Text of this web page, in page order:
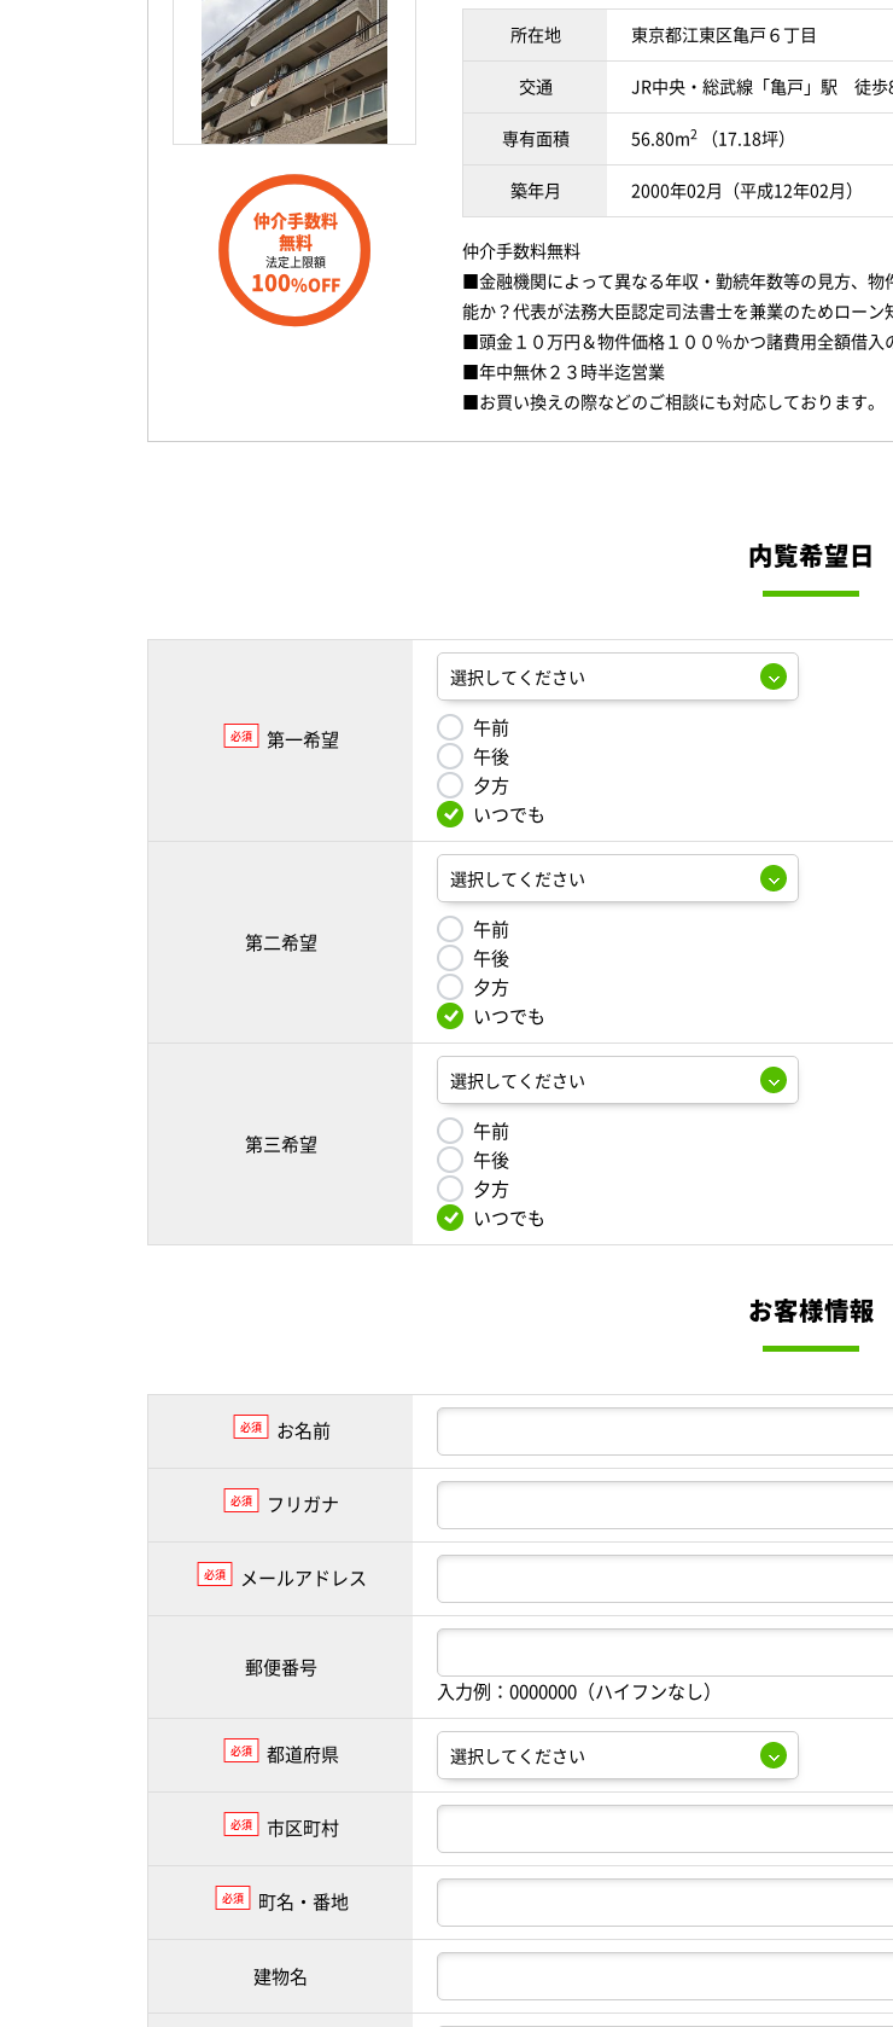
仲介手数料
無料
法定上限額
100%OFF
所在地 東京都江東区亀戸６丁目
交通 JR中央・総武線「亀戸」駅 徒歩
専有面積 56.80m2 （17.18坪）
築年月 2000年02月（平成12年02月）
仲介手数料無料
■金融機関によって異なる年収・勤続年数等の見方、
能か？代表が法務大臣認定司法書士を兼業のためローン
■頭金１０万円＆物件価格１００％かつ諸費用全額借入
■年中無休２３時半迄営業
■お買い換えの際などのご相談にも対応しております。
内覧希望日
必須 第一希望
午前
午後
夕方
いつでも
第二希望
午前
午後
夕方
いつでも
第三希望
午前
午後
夕方
いつでも
お客様情報
必須 お名前
必須 フリガナ
必須 メールアドレス
郵便番号
入力例：0000000（ハイフンなし）
必須 都道府県
必須 市区町村
必須 町名・番地
建物名